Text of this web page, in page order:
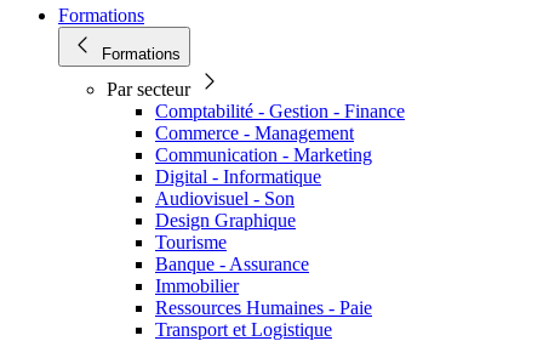
Formations
Formations
Par secteur
Comptabilité - Gestion - Finance
Commerce - Management
Communication - Marketing
Digital - Informatique
Audiovisuel - Son
Design Graphique
Tourisme
Banque - Assurance
Immobilier
Ressources Humaines - Paie
Transport et Logistique